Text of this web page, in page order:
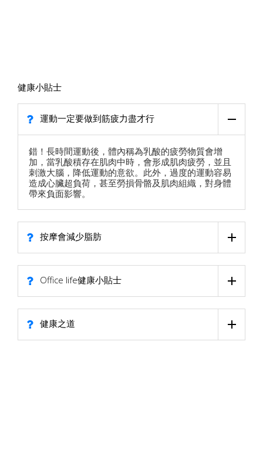
健康小貼士
運動一定要做到筋疲力盡才行
錯！長時間運動後，體內稱為乳酸的疲勞物質會增
加，當乳酸積存在肌肉中時，會形成肌肉疲勞，並且
刺激大腦，降低運動的意欲。此外，過度的運動容易
造成心臟超負荷，甚至勞損骨骼及肌肉組織，對身體
帶來負面影響。
按摩會減少脂肪
Office life健康小貼士
健康之道